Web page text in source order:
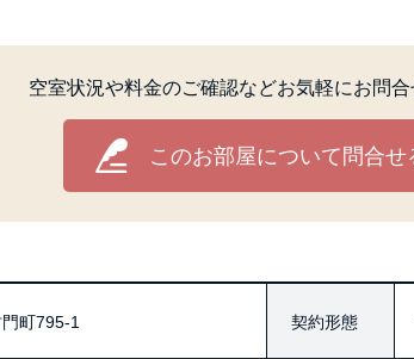
空室状況や料金のご確認などお気軽にお問
このお部屋について問合せ
町795-1 契約形態